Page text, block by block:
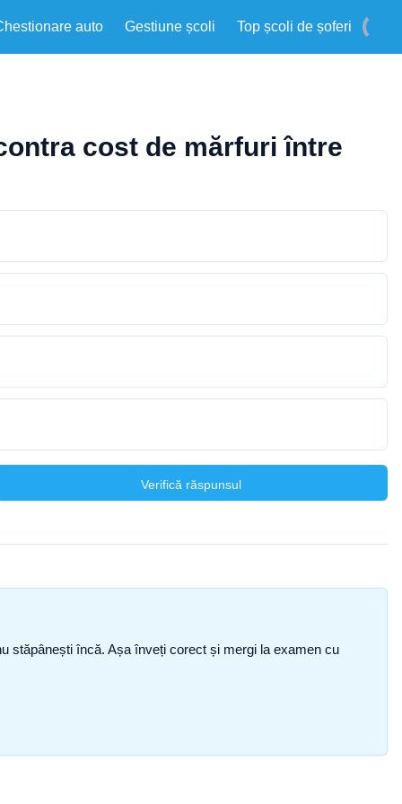
auto Gestiune școli Top școli de șoferi
cost de mărfuri între
Verifică răspunsul
stăpânești încă. Așa înveți corect și mergi la examen cu